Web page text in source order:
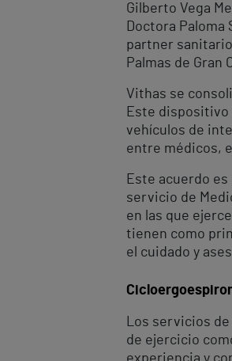
Gilberto Vega
Doctora
partner sanitario
Palmas de Gran
Vithas se
Este dispositivo
vehículos de
entre médicos,
Este acuerdo
servicio de
en las que
tienen como
el cuidado y
Los servicios
de ejercicio